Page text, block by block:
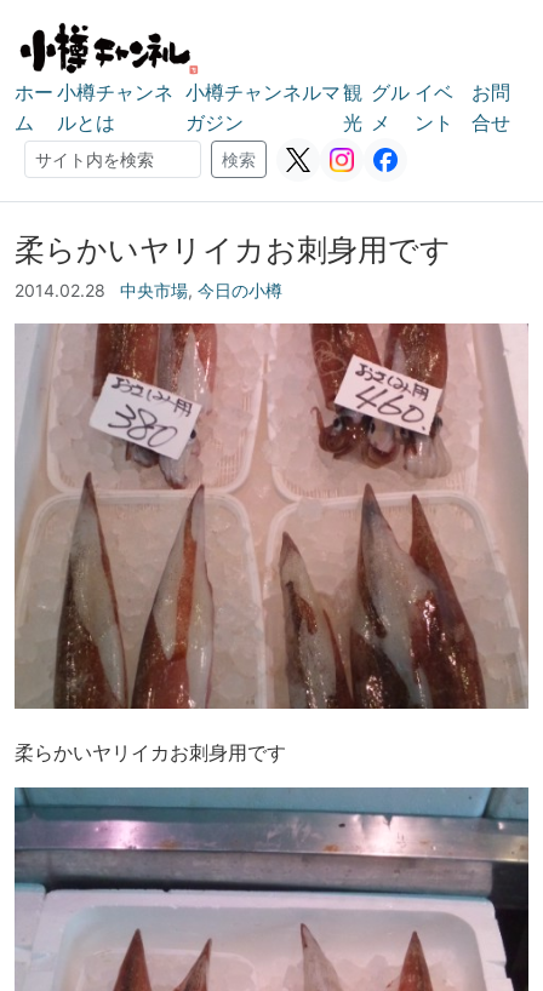
ホー
ム
小樽チャンネ
ルとは
小樽チャンネルマ
ガジン
観
光
グル
メ
イベ
ント
お問
合せ
検索
検索
柔らかいヤリイカお刺身用です
2014.02.28 中央市場, 今日の小樽
柔らかいヤリイカお刺身用です